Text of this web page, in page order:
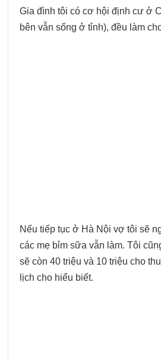
Gia đình tôi có cơ hội định cư ở
bên vẫn sống ở tỉnh), đều làm
Nếu tiếp tục ở Hà Nội vợ tôi sẽ
các mẹ bỉm sữa vẫn làm. Tôi
sẽ còn 40 triệu và 10 triệu cho
lịch cho hiểu biết.